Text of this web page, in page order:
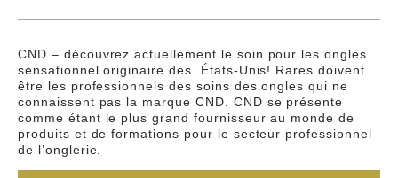
CND – découvrez actuellement le soin pour les ongles
sensationnel originaire des États-Unis! Rares doivent
être les professionnels des soins des ongles qui ne
connaissent pas la marque CND. CND se présente
comme étant le plus grand fournisseur au monde de
produits et de formations pour le secteur professionnel
de l’onglerie.